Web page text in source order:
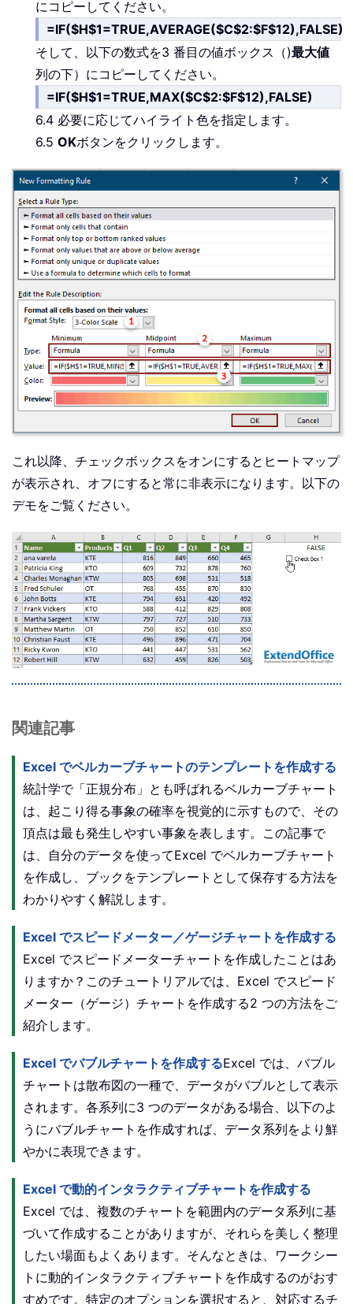
にコピーしてください。
=IF($H$1=TRUE,AVERAGE($C$2:$F$12),FALSE)
そして、以下の数式を3 番目の値ボックス（)最大値
列の下）にコピーしてください。
=IF($H$1=TRUE,MAX($C$2:$F$12),FALSE)
6.4 必要に応じてハイライト色を指定します。
6.5 OKボタンをクリックします。
これ以降、チェックボックスをオンにするとヒートマップ
が表示され、オフにすると常に非表示になります。以下の
デモをご覧ください。
関連記事
Excel でベルカーブチャートのテンプレートを作成する
統計学で「正規分布」とも呼ばれるベルカーブチャート
は、起こり得る事象の確率を視覚的に示すもので、その
頂点は最も発生しやすい事象を表します。この記事で
は、自分のデータを使ってExcel でベルカーブチャート
を作成し、ブックをテンプレートとして保存する方法を
わかりやすく解説します。
Excel でスピードメーター／ゲージチャートを作成する
Excel でスピードメーターチャートを作成したことはあ
りますか？このチュートリアルでは、Excel でスピード
メーター（ゲージ）チャートを作成する2 つの方法をご
紹介します。
Excel でバブルチャートを作成するExcel では、バブル
チャートは散布図の一種で、データがバブルとして表示
されます。各系列に3 つのデータがある場合、以下のよ
うにバブルチャートを作成すれば、データ系列をより鮮
やかに表現できます。
Excel で動的インタラクティブチャートを作成する
Excel では、複数のチャートを範囲内のデータ系列に基
づいて作成することがありますが、それらを美しく整理
したい場面もよくあります。そんなときは、ワークシー
トに動的インタラクティブチャートを作成するのがおす
すめです。特定のオプションを選択すると、対応するチ